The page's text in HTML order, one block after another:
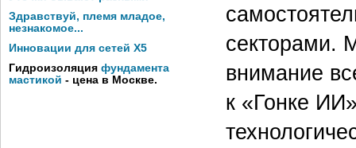
Здравствуй, племя младое,
незнакомое...
Инновации для сетей X5
Гидроизоляция фундамента
мастикой - цена в Москве.
секторами.
внимание
к «Гонке